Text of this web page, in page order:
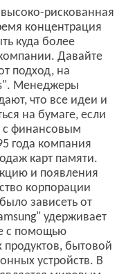
рискованная
концентрация
куда более
Давайте
подход, на
Менеджеры
что все идеи и
на бумаге, если
с финансовым
года компания
карт памяти.
и появления
корпорации
зависеть от
удерживает
с помощью
бытовой
устройств. В